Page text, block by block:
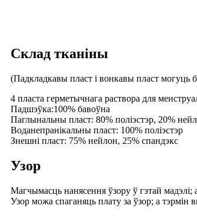
Склад тканіны
(Падкладкавы пласт і вонкавы пласт могуць
4 пласта герметычнага раствора для
Падшэўка:100% бавоўна
Паглынальны пласт: 80% поліэстэр, 20%
Воданепранікальны пласт: 100% поліэстэр
Знешні пласт: 75% нейлон, 25% спандэкс
Узор
Магчымасць нанясення ўзору ў гэтай
Узор можа спаганяць плату за ўзор; а тэрмін